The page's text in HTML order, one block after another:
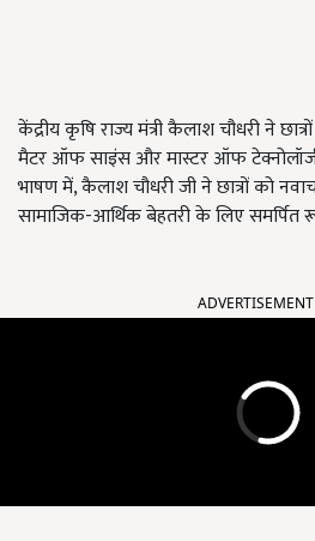
केंद्रीय कृषि राज्य मंत्री कैलाश चौधरी ने
मैटर ऑफ साइंस और मास्टर ऑफ टेक्नोलॉजी
भाषण में, कैलाश चौधरी जी ने छात्रों को
सामाजिक-आर्थिक बेहतरी के लिए समर्पित
ADVERTISEMENT